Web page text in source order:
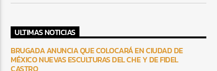
ULTIMAS NOTICIAS
BRUGADA ANUNCIA QUE COLOCARÁ EN CIUDAD DE
MÉXICO NUEVAS ESCULTURAS DEL CHE Y DE FIDEL